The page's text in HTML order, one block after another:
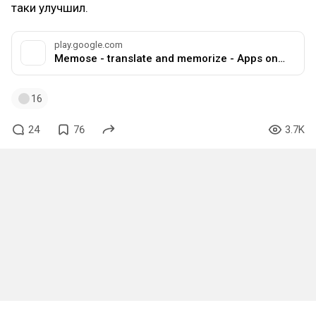
таки улучшил.
play.google.com
Memose - translate and memorize - Apps on Google Play
16
24 76 3.7K